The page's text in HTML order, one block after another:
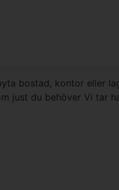
bostad, kontor eller
just du behöver Vi tar